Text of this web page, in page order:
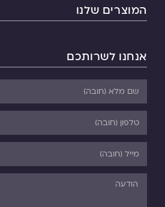
המוצרים שלנו
אנחנו לשרותכם